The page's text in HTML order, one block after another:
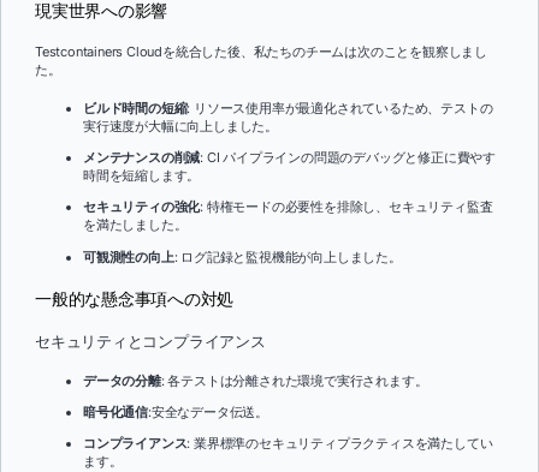
現実世界への影響
Testcontainers Cloudを統合した後、私たちのチームは次のことを観察しまし
た。
ビルド時間の短縮: リソース使用率が最適化されているため、テストの
実行速度が大幅に向上しました。
メンテナンスの削減: CI パイプラインの問題のデバッグと修正に費やす
時間を短縮します。
セキュリティの強化: 特権モードの必要性を排除し、セキュリティ監査
を満たしました。
可観測性の向上: ログ記録と監視機能が向上しました。
一般的な懸念事項への対処
セキュリティとコンプライアンス
データの分離: 各テストは分離された環境で実行されます。
暗号化通信:安全なデータ伝送。
コンプライアンス: 業界標準のセキュリティプラクティスを満たしてい
ます。